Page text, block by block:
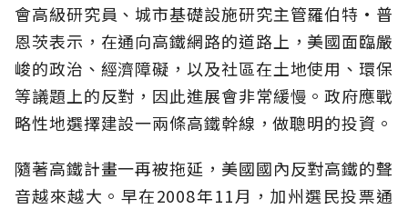
會高級研究員、城市基礎設施研究主管羅伯特·普
恩茨表示，在通向高鐵網路的道路上，美國面臨嚴
峻的政治、經濟障礙，以及社區在土地使用、環保
等議題上的反對，因此進展會非常緩慢。政府應戰
略性地選擇建設一兩條高鐵幹線，做聰明的投資。
隨著高鐵計畫一再被拖延，美國國內反對高鐵的聲
音越來越大。早在2008年11月，加州選民投票通